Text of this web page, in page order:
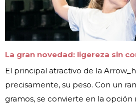
La gran novedad: ligereza sin
El principal atractivo de la
precisamente, su peso. Con un
gramos, se convierte en la opción